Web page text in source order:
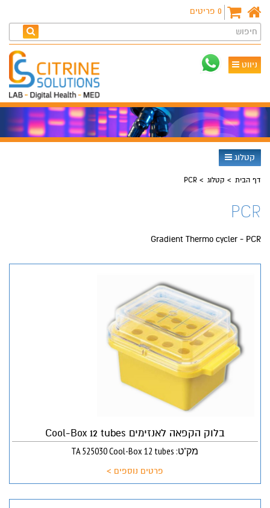
0 פריטים
חיפוש
ניווט
קטלוג
דף הבית קטלוג PCR
PCR
Gradient Thermo cycler - PCR
בלוק הקפאה לאנזימים Cool-Box 12 tubes
מק"ט: TA 525030 Cool-Box 12 tubes
פרטים נוספים >